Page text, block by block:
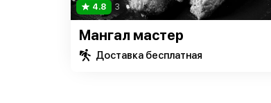
4.8 3
Мангал мастер
Доставка бесплатная